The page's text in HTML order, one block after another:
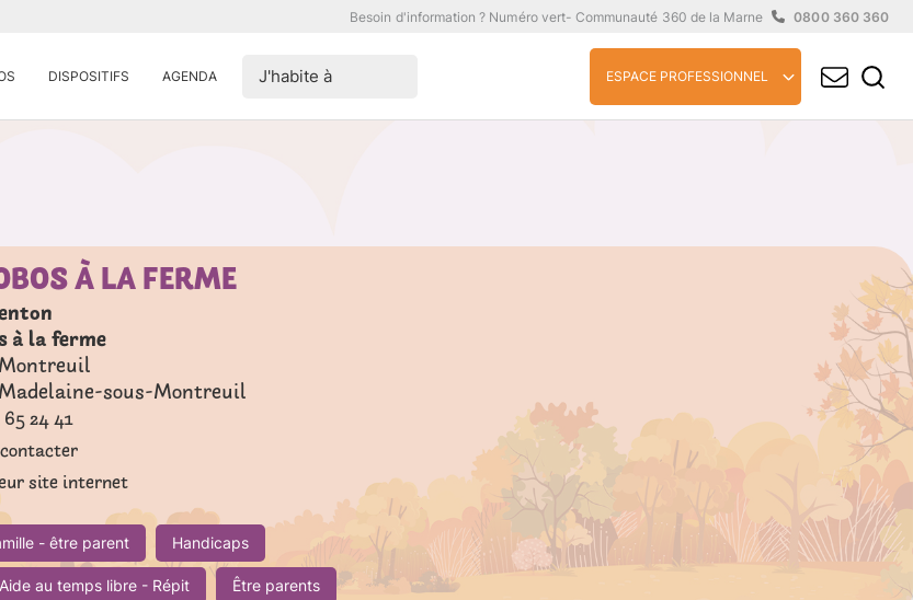
Besoin d'information ? Numéro vert- Communauté 360 de la Marne 0800 360 360
DISPOSITIFS AGENDA ESPACE PROFESSIONNEL
J'habite à
À LA FERME
à la ferme
sous-Montreuil
24 41
site internet
- être parent Handicaps
au temps libre - Répit Être parents